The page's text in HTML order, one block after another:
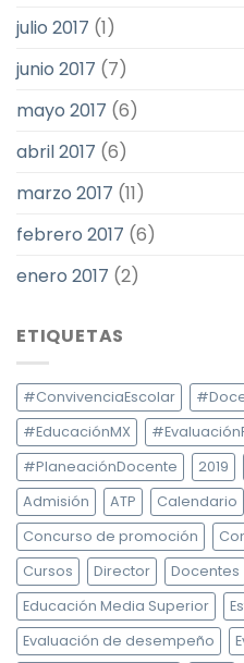
julio 2017 (1)
junio 2017 (7)
mayo 2017 (6)
abril 2017 (6)
marzo 2017 (11)
febrero 2017 (6)
enero 2017 (2)
ETIQUETAS
#ConvivenciaEscolar
#EducaciónMX
#PlaneaciónDocente
2019
Admisión
ATP Calendario
Concurso de promoción
Cursos
Director Docentes
Educación Media Superior
Evaluación de desempeño